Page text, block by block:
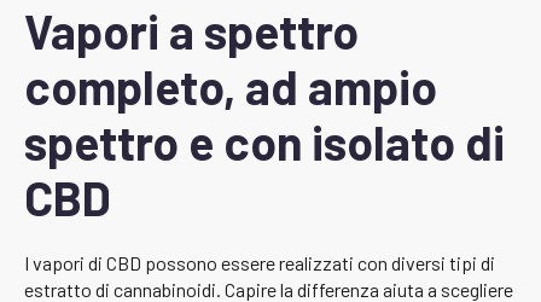
Vapori a spettro
completo, ad ampio
spettro e con isolato di
CBD
I vapori di CBD possono essere realizzati con diversi tipi di
estratto di cannabinoidi. Capire la differenza aiuta a scegliere